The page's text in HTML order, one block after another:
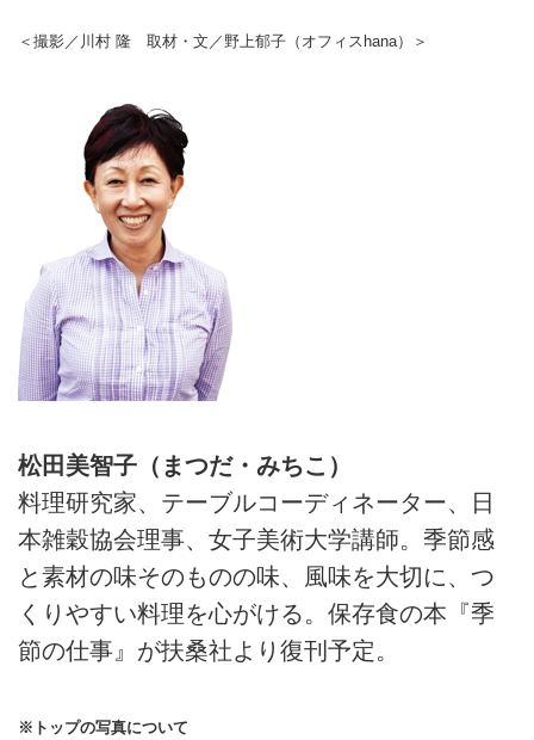
＜撮影／川村 隆 取材・文／野上郁子（オフィスhana）＞
松田美智子（まつだ・みちこ）
料理研究家、テーブルコーディネーター、日
本雑穀協会理事、女子美術大学講師。季節感
と素材の味そのものの味、風味を大切に、つ
くりやすい料理を心がける。保存食の本『季
節の仕事』が扶桑社より復刊予定。
※トップの写真について